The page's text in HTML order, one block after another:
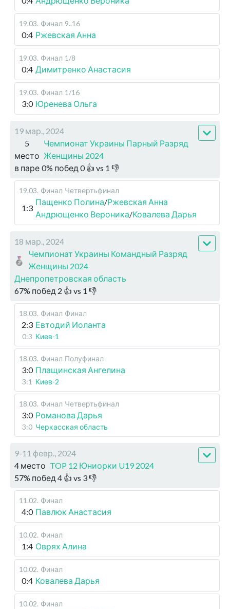
19.03. Финал 9..16
0:4 Ржевская Анна
19.03. Финал 1/8
0:4 Димитренко Анастасия
19.03. Финал 1/16
3:0 Юренева Ольга
19 мар., 2024
5
место
Чемпионат Украины Парный Разряд
Женщины 2024
в паре 0% побед 0👍 vs 1 👎
19.03. Финал Четвертьфинал
1:3
Пащенко Полина/Ржевская Анна
Андрющенко Вероника/Ковалева Дарья
18 мар., 2024
Чемпионат Украины Командный Разряд
Женщины 2024
Днепропетровская область
67% побед 2 👍 vs 1 👎
18.03. Финал Финал
2:3 Евтодий Иоланта
0:3 Киев-1
18.03. Финал Полуфинал
3:0 Плащинская Ангелина
3:1 Киев-2
18.03. Финал Четвертьфинал
3:0 Романова Дарья
3:0 Черкасская область
9-11 февр., 2024
4 место TOP 12 Юниорки U19 2024
57% побед 4 👍 vs 3👎
11.02. Финал
4:0 Павлюк Анастасия
10.02. Финал
1:4 Оврях Алина
10.02. Финал
0:4 Ковалева Дарья
10.02. Финал